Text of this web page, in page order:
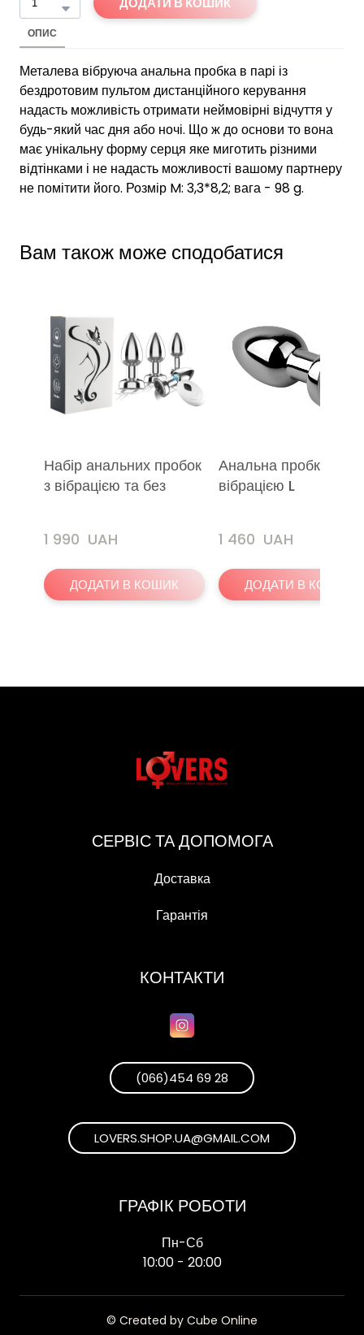
ОПИС
Металева вібруюча анальна пробка в парі із
бездротовим пультом дистанційного керування
надасть можливість отримати неймовірні відчуття у
будь-який час дня або ночі. Що ж до основи то вона
має унікальну форму серця яке миготить різними
відтінками і не надасть можливості вашому партнеру
не помітити його. Розмір M: 3,3*8,2; вага - 98 g.
Вам також може сподобатися
Набір анальних пробок
з вібрацією та без
1 990  UAH
ДОДАТИ В КОШИК
Анальна пробка з
вібрацією L
1 460  UAH
ДОДАТИ В КОШИК
СЕРВІС ТА ДОПОМОГА
Доставка
Гарантія
КОНТАКТИ
(066)454 69 28
LOVERS.SHOP.UA@GMAIL.COM
ГРАФІК РОБОТИ
Пн-Сб
10:00 - 20:00
© Created by Cube Online